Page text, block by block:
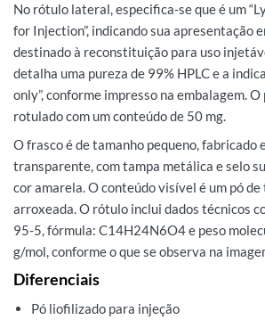
No rótulo lateral, especifica-se que é um
for Injection”, indicando sua apresentação
destinado à reconstituição para uso
detalha uma pureza de 99% HPLC e a
only”, conforme impresso na embalagem.
rotulado com um conteúdo de 50 mg.
O frasco é de tamanho pequeno, fabricado
transparente, com tampa metálica e selo
cor amarela. O conteúdo visível é um pó
arroxeada. O rótulo inclui dados técnicos
95-5, fórmula: C14H24N6O4 e peso
g/mol, conforme o que se observa na
Diferenciais
Pó liofilizado para injeção